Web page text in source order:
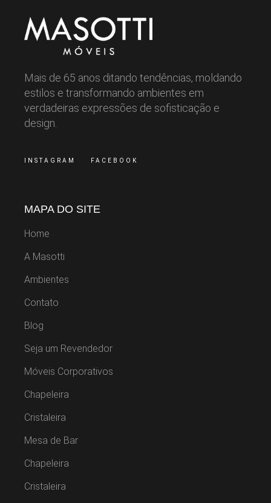
Mais de 65 anos ditando tendências, moldando
estilos e transformando ambientes em
verdadeiras expressões de sofisticação e
design.
INSTAGRAM FACEBOOK
MAPA DO SITE
Home
A Masotti
Ambientes
Contato
Blog
Seja um Revendedor
Móveis Corporativos
Chapeleira
Cristaleira
Mesa de Bar
Chapeleira
Cristaleira